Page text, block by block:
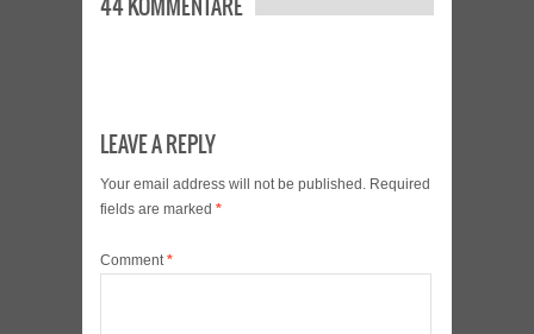
44 KOMMENTARE
LEAVE A REPLY
Your email address will not be published. Required
fields are marked *
Comment*